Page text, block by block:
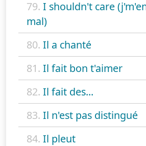
79. I shouldn't care
mal)
80. Il a chanté
81. Il fait bon t'aimer
82. Il fait des...
83. Il n'est pas distingué
84. Il pleut